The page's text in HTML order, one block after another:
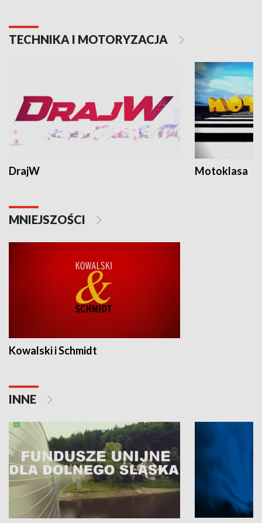
TECHNIKA I MOTORYZACJA
DrajW Motoklasa
MNIEJSZOŚCI
Kowalski i Schmidt
INNE